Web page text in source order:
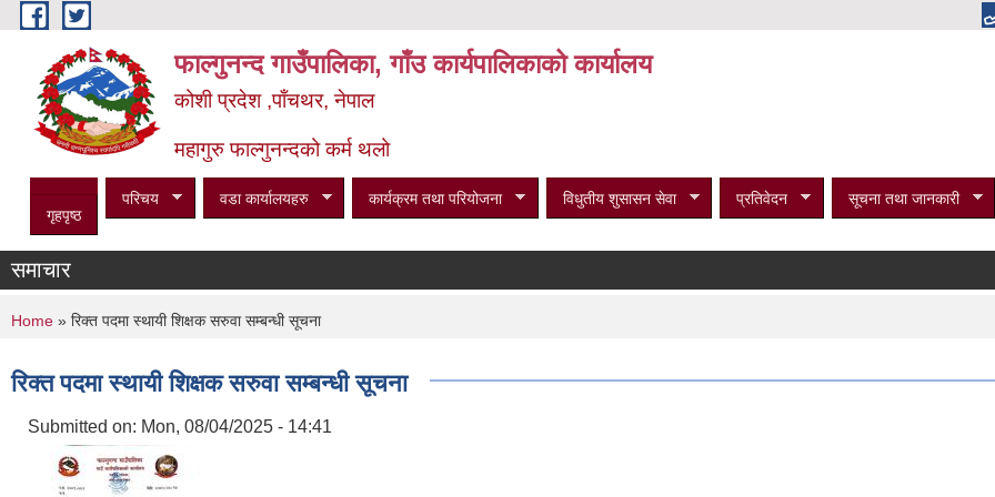
Skip to main content
फाल्गुनन्द गाउँपालिका, गाँउ कार्यपालिकाको कार्यालय
कोशी प्रदेश ,पाँचथर, नेपाल
महागुरु फाल्गुनन्दको कर्म थलो
गृहपृष्ठ
परिचय वडा कार्यालयहरु कार्यक्रम तथा परियोजना विधुतीय शुसासन सेवा प्रतिवेदन सूचना तथा जानकारी
समाचार
You are here
Home » रिक्त पदमा स्थायी शिक्षक सरुवा सम्बन्धी सूचना
रिक्त पदमा स्थायी शिक्षक सरुवा सम्बन्धी सूचना
Submitted on: Mon, 08/04/2025 - 14:41